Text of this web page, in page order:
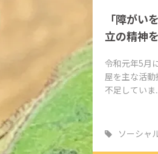
「障がい
立の精神
令和元年5月
屋を主な活
不足していま
ソーシャ